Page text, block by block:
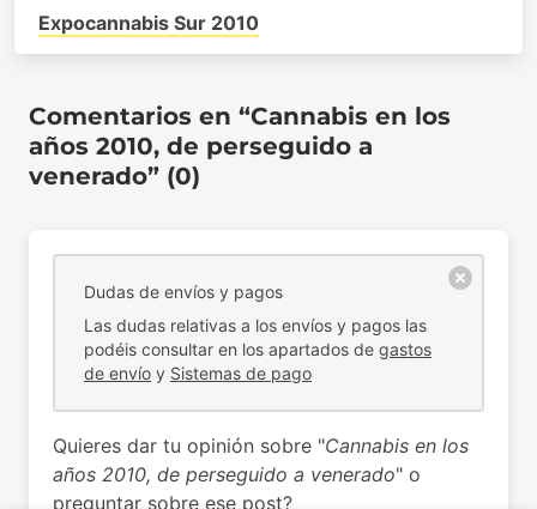
Expocannabis Sur 2010
Comentarios en “Cannabis en los
años 2010, de perseguido a
venerado” (0)
Dudas de envíos y pagos
Las dudas relativas a los envíos y pagos las
podéis consultar en los apartados de gastos
de envío y Sistemas de pago
Quieres dar tu opinión sobre "Cannabis en los
años 2010, de perseguido a venerado" o
preguntar sobre ese post?